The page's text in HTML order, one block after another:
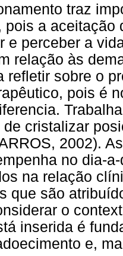
traz
pois a aceitação
e perceber a
relação às
refletir sobre o
pois é
de cristalizar
2002).
no dia-
na relação
que são
o
inserida é
e,